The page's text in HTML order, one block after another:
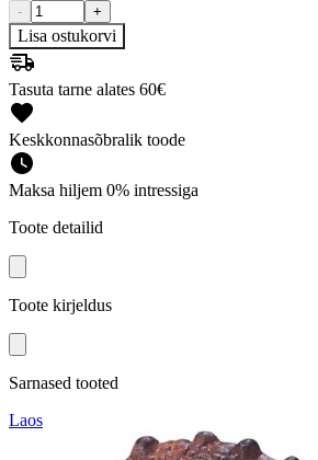
- +
Lisa ostukorvi
Tasuta tarne alates 60€
Keskkonnasõbralik toode
Maksa hiljem 0% intressiga
Toote detailid
Toote kirjeldus
Sarnased tooted
Laos